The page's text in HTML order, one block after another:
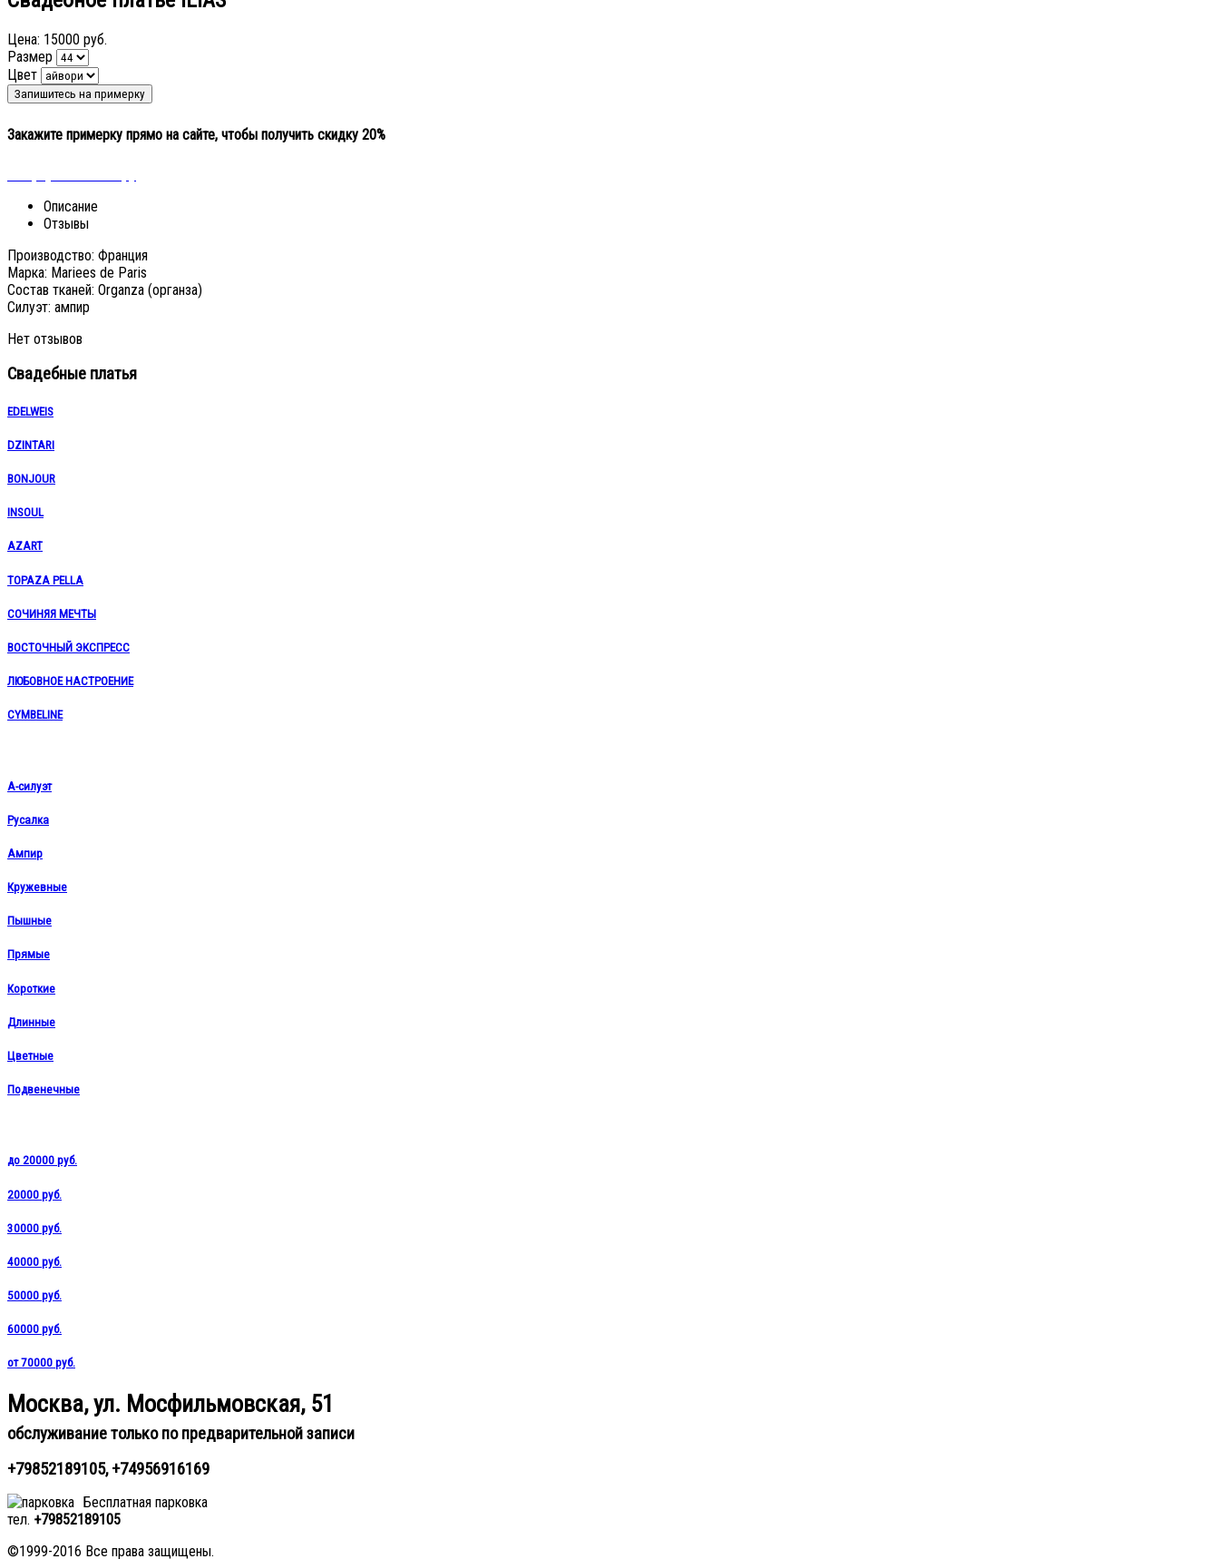
Цена: 15000 руб.
Размер
Цвет
Закажите примерку прямо на сайте, чтобы получить скидку 20%
Описание
Отзывы
Производство: Франция
Марка: Mariees de Paris
Состав тканей: Organza (органза)
Силуэт: ампир
Нет отзывов
Свадебные платья
EDELWEIS
DZINTARI
BONJOUR
INSOUL
AZART
TOPAZA PELLA
СОЧИНЯЯ МЕЧТЫ
ВОСТОЧНЫЙ ЭКСПРЕСС
ЛЮБОВНОЕ НАСТРОЕНИЕ
CYMBELINE
А-силуэт
Русалка
Ампир
Кружевные
Пышные
Прямые
Короткие
Длинные
Цветные
Подвенечные
до 20000 руб.
20000 руб.
30000 руб.
40000 руб.
50000 руб.
60000 руб.
от 70000 руб.
Москва, ул. Мосфильмовская, 51
обслуживание только по предварительной записи
+79852189105, +74956916169
Бесплатная парковка
тел. +79852189105
©1999-2016 Все права защищены.